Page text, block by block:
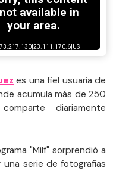
es una fiel usuaria de
acumula más de 250
diariamente
"Milf" sorprendió a
serie de fotografías